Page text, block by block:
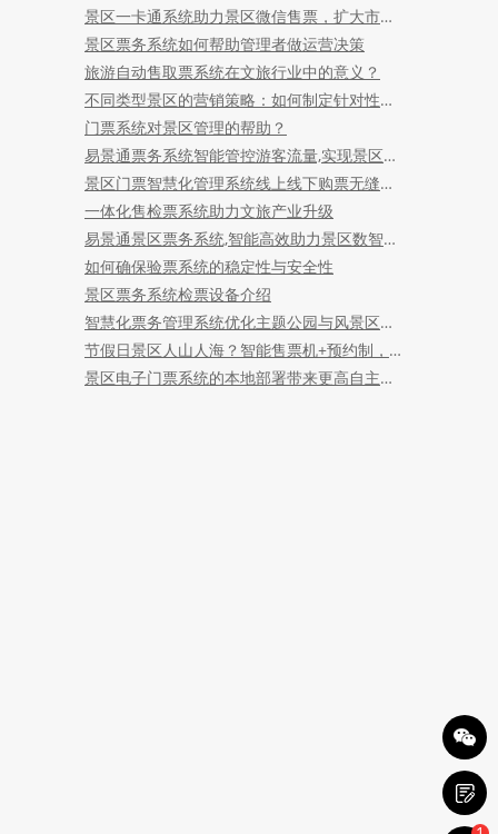
景区一卡通系统助力景区微信售票，扩大市场覆盖
景区票务系统如何帮助管理者做运营决策
旅游自动售取票系统在文旅行业中的意义？
不同类型景区的营销策略：如何制定针对性的景区门票预订系统？
门票系统对景区管理的帮助？
易景通票务系统智能管控游客流量,实现景区与自然的和谐共存
景区门票智慧化管理系统线上线下购票无缝衔接
一体化售检票系统助力文旅产业升级
易景通景区票务系统,智能高效助力景区数智化升级
如何确保验票系统的稳定性与安全性
景区票务系统检票设备介绍
智慧化票务管理系统优化主题公园与风景区的游客体验
节假日景区人山人海？智能售票机+预约制，轻松畅游不排队！
景区电子门票系统的本地部署带来更高自主掌控与数据安全